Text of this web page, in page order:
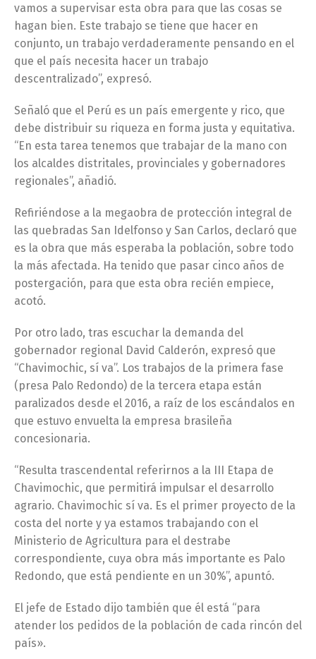
vamos a supervisar esta obra para que las cosas se
hagan bien. Este trabajo se tiene que hacer en
conjunto, un trabajo verdaderamente pensando en el
que el país necesita hacer un trabajo
descentralizado”, expresó.
Señaló que el Perú es un país emergente y rico, que
debe distribuir su riqueza en forma justa y equitativa.
“En esta tarea tenemos que trabajar de la mano con
los alcaldes distritales, provinciales y gobernadores
regionales”, añadió.
Refiriéndose a la megaobra de protección integral de
las quebradas San Idelfonso y San Carlos, declaró que
es la obra que más esperaba la población, sobre todo
la más afectada. Ha tenido que pasar cinco años de
postergación, para que esta obra recién empiece,
acotó.
Por otro lado, tras escuchar la demanda del
gobernador regional David Calderón, expresó que
“Chavimochic, sí va”. Los trabajos de la primera fase
(presa Palo Redondo) de la tercera etapa están
paralizados desde el 2016, a raíz de los escándalos en
que estuvo envuelta la empresa brasileña
concesionaria.
“Resulta trascendental referirnos a la III Etapa de
Chavimochic, que permitirá impulsar el desarrollo
agrario. Chavimochic sí va. Es el primer proyecto de la
costa del norte y ya estamos trabajando con el
Ministerio de Agricultura para el destrabe
correspondiente, cuya obra más importante es Palo
Redondo, que está pendiente en un 30%”, apuntó.
El jefe de Estado dijo también que él está “para
atender los pedidos de la población de cada rincón del
país».